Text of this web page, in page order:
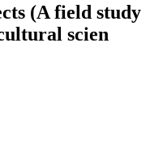
(A field study
scien